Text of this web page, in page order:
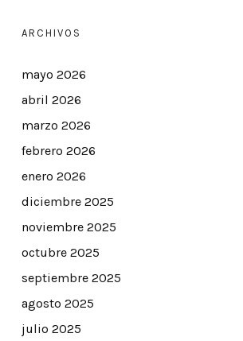
ARCHIVOS
mayo 2026
abril 2026
marzo 2026
febrero 2026
enero 2026
diciembre 2025
noviembre 2025
octubre 2025
septiembre 2025
agosto 2025
julio 2025